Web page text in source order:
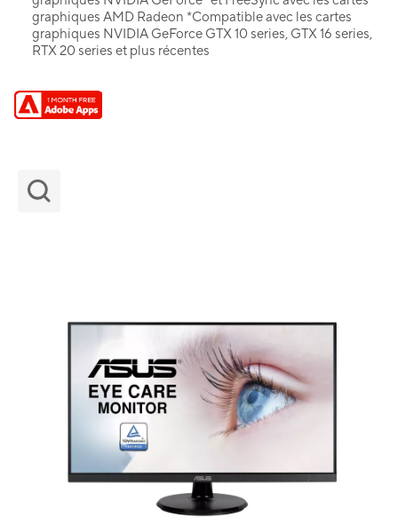
graphiques AMD Radeon *Compatible avec les cartes
graphiques NVIDIA GeForce GTX 10 series, GTX 16 series,
RTX 20 series et plus récentes